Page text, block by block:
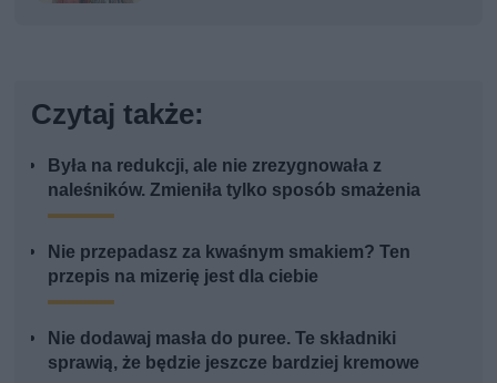
Czytaj także:
Była na redukcji, ale nie zrezygnowała z
naleśników. Zmieniła tylko sposób smażenia
Nie przepadasz za kwaśnym smakiem? Ten
przepis na mizerię jest dla ciebie
Nie dodawaj masła do puree. Te składniki
sprawią, że będzie jeszcze bardziej kremowe